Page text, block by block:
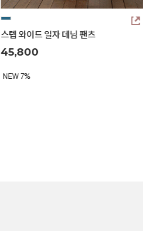
(리오셀)쿨링 아이스 와이드진(숏/기본/롱)
31,500